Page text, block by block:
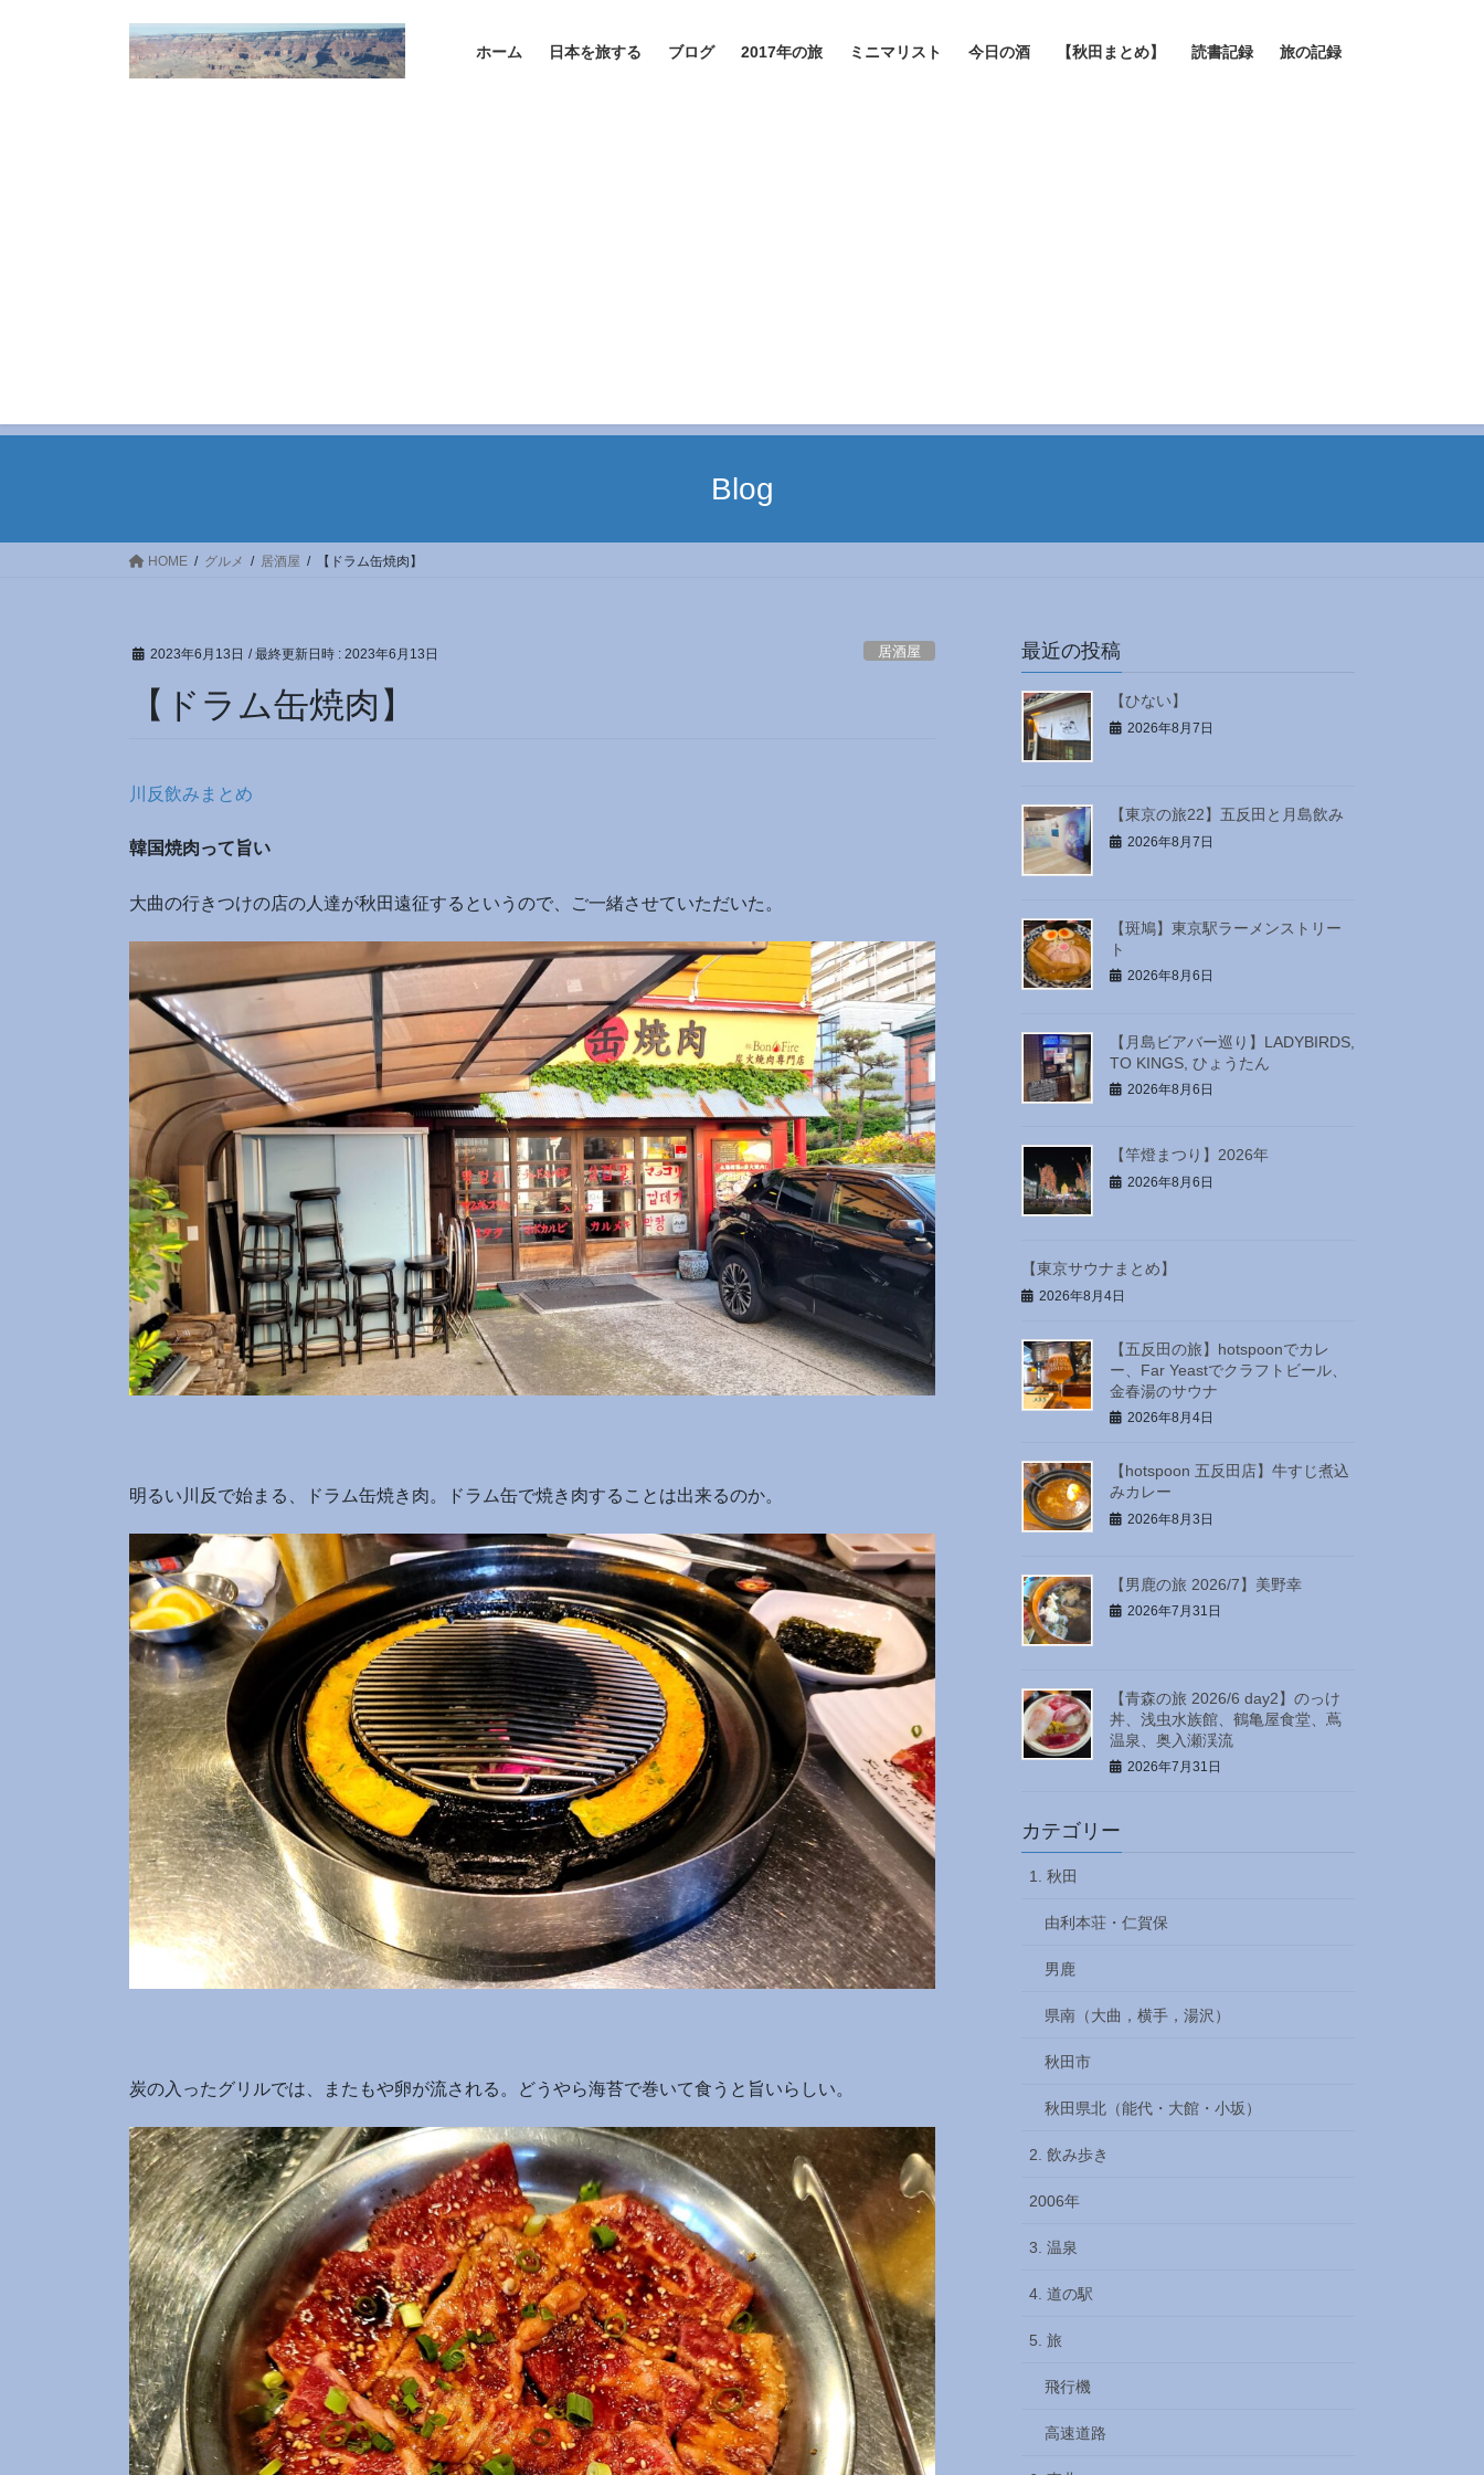
ホーム 日本を旅する ブログ 2017年の旅 ミニマリスト 今日の酒 【秋田まとめ】 読書記録 旅の記録
Blog
HOME グルメ 居酒屋 【ドラム缶焼肉】
2023年6月13日 / 最終更新日時 : 2023年6月13日 居酒屋
【ドラム缶焼肉】
川反飲みまとめ
韓国焼肉って旨い
大曲の行きつけの店の人達が秋田遠征するというので、ご一緒させていただいた。
明るい川反で始まる、ドラム缶焼き肉。ドラム缶で焼き肉することは出来るのか。
炭の入ったグリルでは、またもや卵が流される。どうやら海苔で巻いて食うと旨いらしい。
最近の投稿
【ひない】
2026年8月7日
【東京の旅22】五反田と月島飲み
2026年8月7日
【斑鳩】東京駅ラーメンストリー
ト
2026年8月6日
【月島ビアバー巡り】LADYBIRDS,
TO KINGS, ひょうたん
2026年8月6日
【竿燈まつり】2026年
2026年8月6日
【東京サウナまとめ】
2026年8月4日
【五反田の旅】hotspoonでカレ
ー、Far Yeastでクラフトビール、
金春湯のサウナ
2026年8月4日
【hotspoon 五反田店】牛すじ煮込
みカレー
2026年8月3日
【男鹿の旅 2026/7】美野幸
2026年7月31日
【青森の旅 2026/6 day2】のっけ
丼、浅虫水族館、鶴亀屋食堂、蔦
温泉、奥入瀬渓流
2026年7月31日
カテゴリー
1. 秋田
由利本荘・仁賀保
男鹿
県南（大曲，横手，湯沢）
秋田市
秋田県北（能代・大館・小坂）
2. 飲み歩き
2006年
3. 温泉
4. 道の駅
5. 旅
飛行機
高速道路